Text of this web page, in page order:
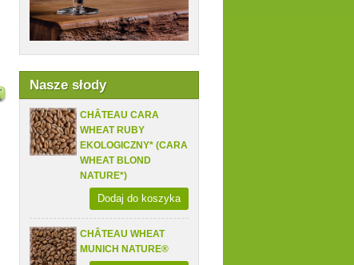
Nasze słody
CHÂTEAU CARA
WHEAT RUBY
EKOLOGICZNY* (CARA
WHEAT BLOND
NATURE*)
Dodaj do koszyka
CHÂTEAU WHEAT
MUNICH NATURE®